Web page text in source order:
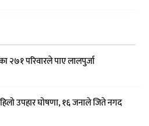
२७१ परिवारले पाए लालपुर्जा
उपहार घोषणा, १६ जनाले जिते नगद